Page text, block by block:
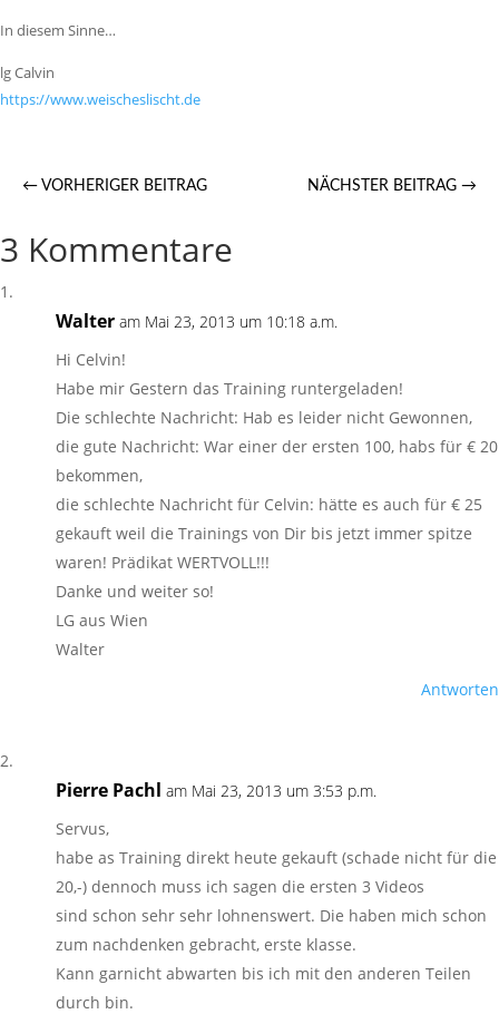
In diesem Sinne…
lg Calvin
https://​www.weischeslischt.de
← VORHERIGER BEITRAG NÄCHSTER BEITRAG →
3 Kommentare
Walter am Mai 23, 2013 um 10:18 a.m.
Hi Celvin!
Habe mir Gestern das Training runtergeladen!
Die schlechte Nachricht: Hab es leider nicht Gewonnen,
die gute Nachricht: War einer der ersten 100, habs für € 20
bekommen,
die schlechte Nachricht für Celvin: hätte es auch für € 25
gekauft weil die Trainings von Dir bis jetzt immer spitze
waren! Prädikat WERTVOLL!!!
Danke und weiter so!
LG aus Wien
Walter
Antworten
Pierre Pachl am Mai 23, 2013 um 3:53 p.m.
Servus,
habe as Training direkt heute gekauft (schade nicht für die
20,-) dennoch muss ich sagen die ersten 3 Videos
sind schon sehr sehr lohnenswert. Die haben mich schon
zum nachdenken gebracht, erste klasse.
Kann garnicht abwarten bis ich mit den anderen Teilen
durch bin.